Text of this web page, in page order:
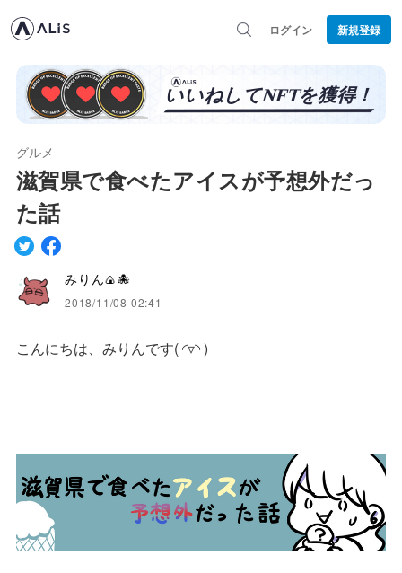
ログイン 新規登録
グルメ
滋賀県で食べたアイスが予想外だっ
た話
みりん🍙🐙
2018/11/08 02:41
こんにちは、みりんです( ◜▿◝ )